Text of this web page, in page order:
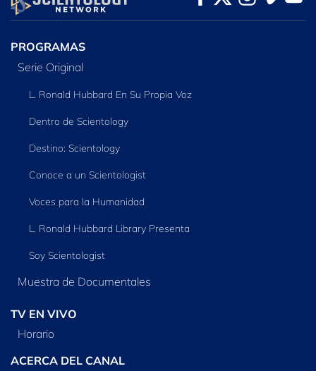
SERIES
PROGRAMAS
Serie Original
L. Ronald Hubbard En Su Propia Voz
Dentro de Scientology
Destino: Scientology
Conoce a un Scientologist
Voces para la Humanidad
L. Ronald Hubbard Library Presenta
Soy Scientologist
Muestra de Documentales
TV EN VIVO
Horario
ACERCA DEL CANAL